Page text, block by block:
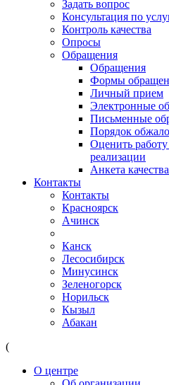
Задать вопрос
Консультация по
Контроль качества
Опросы
Обращения
Обращения
Формы
Личный прием
Электронные
Письменные
Порядок
Оценить работу
реализации
Анкета
Контакты
Контакты
Красноярск
Ачинск
Канск
Лесосибирск
Минусинск
Зеленогорск
Норильск
Кызыл
Абакан
(
О центре